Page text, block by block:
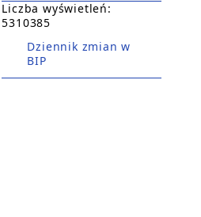
Liczba wyświetleń:
5310385
Dziennik zmian w
BIP